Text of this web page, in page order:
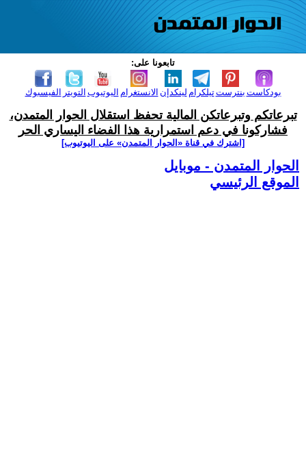
تابعونا على:
الفيسبوك التويتر اليوتيوب الانستغرام لينكدإن تيلكرامبنترست بودكاست
تبرعاتكم وتبرعاتكن المالية تحفظ استقلال الحوار المتمدن،
فشاركونا في دعم استمرارية هذا الفضاء اليساري الحر
[اشترك في قناة ‫«الحوار المتمدن» على اليوتيوب]
الحوار المتمدن - موبايل
الموقع الرئيسي